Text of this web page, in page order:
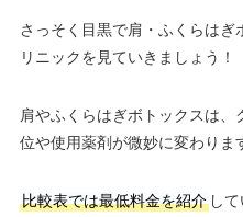
さっそく目黒で肩・ふくらはぎ
リニックを見ていきましょう！
肩やふくらはぎボトックスは
位や使用薬剤が微妙に変わりま
比較表では最低料金を紹介して